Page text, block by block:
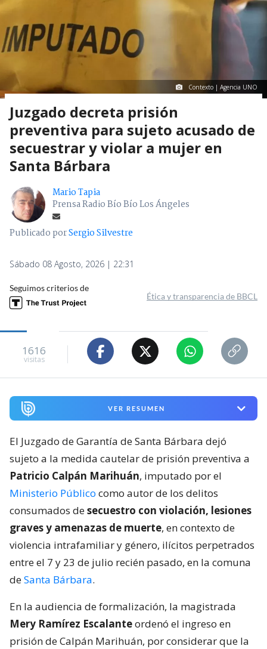
Contexto | Agencia UNO
Juzgado decreta prisión
preventiva para sujeto acusado de
secuestrar y violar a mujer en
Santa Bárbara
Mario Tapia
Prensa Radio Bío Bío Los Ángeles
Publicado porSergio Silvestre
Sábado 08 Agosto, 2026 | 22:31
Seguimos criterios de
Ética y transparencia de BBCL
1616
visitas
VER RESUMEN
El Juzgado de Garantía de Santa Bárbara dejó
sujeto a la medida cautelar de prisión preventiva a
Patricio Calpán Marihuán, imputado por el
Ministerio Público como autor de los delitos
consumados desecuestro con violación, lesiones
graves y amenazas de muerte, en contexto de
violencia intrafamiliar y género, ilícitos perpetrados
entre el 7 y 23 de julio recién pasado, en la comuna
deSanta Bárbara.
En la audiencia de formalización, la magistrada
Mery Ramírez Escalanteordenó el ingreso en
prisión de Calpán Marihuán, por considerar que la